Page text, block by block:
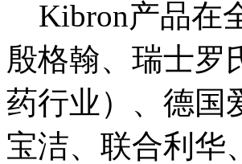
Kibron产品在
殷格翰、瑞士罗
药行业）、德国
宝洁、联合利华